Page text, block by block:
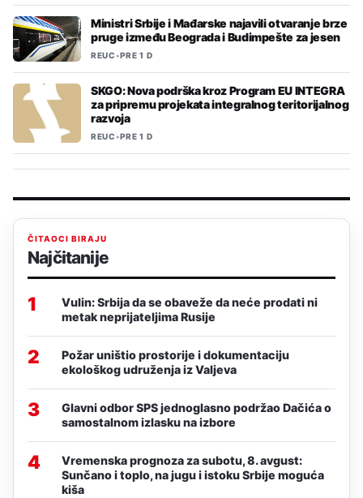
Ministri Srbije i Mađarske najavili otvaranje brze
pruge između Beograda i Budimpešte za jesen
REUC•PRE 1 D
SKGO: Nova podrška kroz Program EU INTEGRA
za pripremu projekata integralnog teritorijalnog
razvoja
REUC•PRE 1 D
ČITAOCI BIRAJU
Najčitanije
1
Vulin: Srbija da se obaveže da neće prodati ni
metak neprijateljima Rusije
2
Požar uništio prostorije i dokumentaciju
ekološkog udruženja iz Valjeva
3
Glavni odbor SPS jednoglasno podržao Dačića o
samostalnom izlasku na izbore
4
Vremenska prognoza za subotu, 8. avgust:
Sunčano i toplo, na jugu i istoku Srbije moguća
kiša